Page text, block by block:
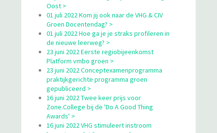
Oost >
01 juli 2022 Kom jij ook naar de VHG & CIV
Groen Docentendag? >
01 juli 2022 Hoe ga je je straks profileren in
de nieuwe leerweg? >
23 juni 2022 Eerste regiobijeenkomst
Platform vmbo groen >
23 juni 2022 Conceptexamenprogramma
praktijkgerichte programma groen
gepubliceerd >
16 juni 2022 Twee keer prijs voor
Zone.College bij de 'Do A Good Thing
Awards' >
16 juni 2022 VHG stimuleert instroom